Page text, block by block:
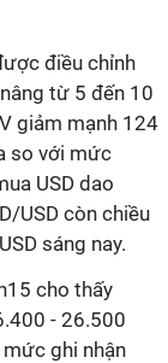
điều chỉnh
từ 5 đến 10
giảm mạnh 124
so với mức
USD dao
USD còn chiều
sáng nay.
cho thấy
- 26.500
ghi nhận